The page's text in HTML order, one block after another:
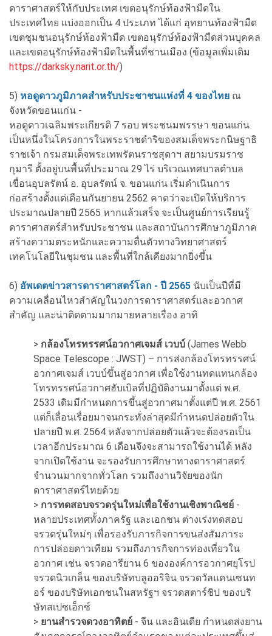
ดาราศาสตร์ให้กับประเทศ เขตอนุรักษ์ท้องฟ้ามืดใน
ประเทศไทย แบ่งออกเป็น 4 ประเภท ได้แก่ อุทยานท้องฟ้ามืด
เขตชุมชนอนุรักษ์ท้องฟ้ามืด เขตอนุรักษ์ท้องฟ้ามืดส่วนบุคคล
และเขตอนุรักษ์ท้องฟ้ามืดในพื้นที่ชานเมือง (ข้อมูลเพิ่มเติม
https://darksky.narit.or.th/)
5) หอดูดาวภูมิภาคสำหรับประชาชนแห่งที่ 4 ของไทย ณ
จังหวัดขอนแก่น -
หอดูดาวเฉลิมพระเกียรติ 7 รอบ พระชนมพรรษา ขอนแก่น
เป็นหนึ่งในโครงการในพระราชดำริของสมเด็จพระกนิษฐาธิ
ราชเจ้า กรมสมเด็จพระเทพรัตนราชสุดาฯ สยามบรมราช
กุมารี ตั้งอยู่บนพื้นที่ประมาณ 29 ไร่ บริเวณเทศบาลตำบล
เขื่อนอุบลรัตน์ อ. อุบลรัตน์ จ. ขอนแก่น เริ่มดำเนินการ
ก่อสร้างตั้งแต่เดือนกันยายน 2562 คาดว่าจะเปิดให้บริการ
ประมาณปลายปี 2565 หากแล้วเสร็จ จะเป็นศูนย์การเรียนรู้
ดาราศาสตร์สำหรับประชาชน และสถาบันการศึกษาภูมิภาค
สร้างความตระหนักและความตื่นตัวทางวิทยาศาสตร์
เทคโนโลยีในชุมชน และพื้นที่ใกล้เคียงมากยิ่งขึ้น
6) อัพเดตข่าวสารดาราศาสตร์โลก - ปี 2565 นับเป็นปีที่มี
ความเคลื่อนไหวสำคัญในวงการดาราศาสตร์และอวกาศ
สำคัญ และน่าติดตามมากมายหลายเรื่อง อาทิ
> กล้องโทรทรรศน์อวกาศเจมส์ เวบบ์ (James Webb
Space Telescope : JWST) – การส่งกล้องโทรทรรศน์
อวกาศเจมส์ เวบบ์ขึ้นสู่อวกาศ เพื่อใช้งานทดแทนกล้อง
โทรทรรศน์อวกาศฮับเบิลที่ปฏิบัติงานมาตั้งแต่ พ.ศ.
2533 เดิมมีกำหนดการขึ้นสู่อวกาศมาตั้งแต่ปี พ.ศ. 2561
แต่ก็เลื่อนเรื่อยมาจนกระทั่งล่าสุดมีกำหนดปล่อยตัวใน
ปลายปี พ.ศ. 2564 หลังจากปล่อยตัวแล้วจะต้องรอเป็น
เวลาอีกประมาณ 6 เดือนจึงจะสามารถใช้งานได้ หลัง
จากเปิดใช้งาน จะรองรับการศึกษาทางดาราศาสตร์
จำนวนมากจากทั่วโลก รวมถึงงานวิจัยของนัก
ดาราศาสตร์ไทยด้วย
> การทดสอบจรวดรุ่นใหม่เพื่อใช้งานเชิงพาณิชย์ -
หลายประเทศทั้งภาครัฐ และเอกชน ต่างเร่งทดสอบ
จรวดรุ่นใหม่ๆ เพื่อรองรับภารกิจการขนส่งสัมภาระ
การปล่อยดาวเทียม รวมถึงภารกิจการท่องเที่ยวใน
อวกาศ เช่น จรวดอารียาน 6 ขององค์การอวกาศยุโรป
จรวดนิวเกล็น ของบริษัทบลูออริจิน จรวดวัลแคนเซนท
อร์ ของบริษัทเอกชนในสหรัฐฯ จรวดสตาร์ชิป ของบริ
ษัทสเปซเอ็กซ์
> ยานสำรวจดวงอาทิตย์ - จีน และอินเดีย กำหนดส่งยาน